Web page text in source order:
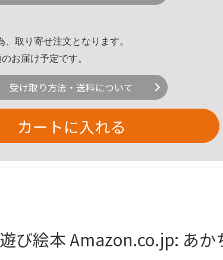
、取り寄せ注文となります。
お届け予定です。
受け取り方法・送料について
カートに入れる
び絵本 Amazon.co.jp: あ